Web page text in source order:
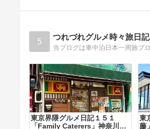
5 つれづれグルメ時々旅日記
当ブログは車中泊日本一周旅ブ
東京界隈グルメ日記１５１
「Family Caterers」神奈川県
東
藤